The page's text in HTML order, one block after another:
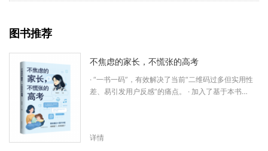
图书推荐
不焦虑的家长，不慌张的高考
· “一书一码”，有效解决了当前“二维码过多但实用性
差、易引发用户反感”的痛点。 · 加入了基于本书…
详情